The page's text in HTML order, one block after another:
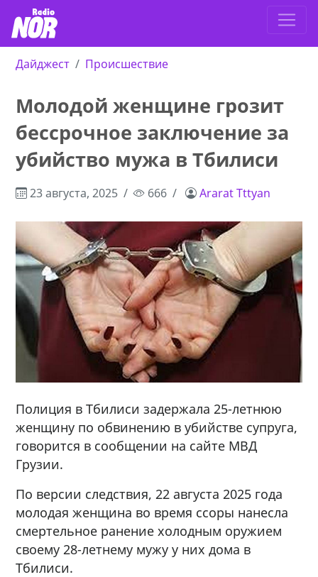
Дайджест Происшествие
Молодой женщине грозит
бессрочное заключение за
убийство мужа в Тбилиси
23 августа, 2025 666 Ararat Tttyan
Полиция в Тбилиси задержала 25-летнюю
женщину по обвинению в убийстве супруга,
говорится в сообщении на сайте МВД
Грузии.
По версии следствия, 22 августа 2025 года
молодая женщина во время ссоры нанесла
смертельное ранение холодным оружием
своему 28-летнему мужу у них дома в
Тбилиси.